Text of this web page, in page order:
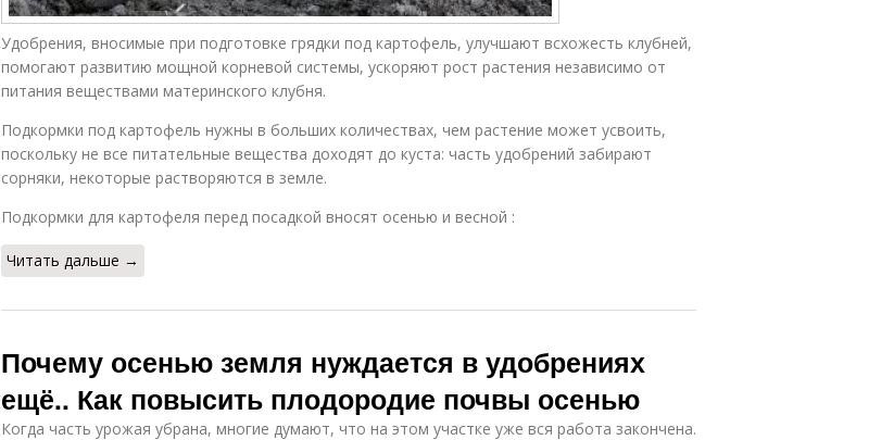
Удобрения, вносимые при подготовке грядки под картофель, улучшают всхожесть клубней,
помогают развитию мощной корневой системы, ускоряют рост растения независимо от
питания веществами материнского клубня.
Подкормки под картофель нужны в больших количествах, чем растение может усвоить,
поскольку не все питательные вещества доходят до куста: часть удобрений забирают
сорняки, некоторые растворяются в земле.
Подкормки для картофеля перед посадкой вносят осенью и весной :
Читать дальше →
Почему осенью земля нуждается в удобрениях
ещё.. Как повысить плодородие почвы осенью
Когда часть урожая убрана, многие думают, что на этом участке уже вся работа закончена.